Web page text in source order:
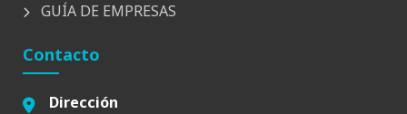
GUÍA DE EMPRESAS
Contacto
Dirección